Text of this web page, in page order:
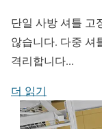
단일 사방 셔틀 고
않습니다. 다중 셔
격리합니다...
더 읽기